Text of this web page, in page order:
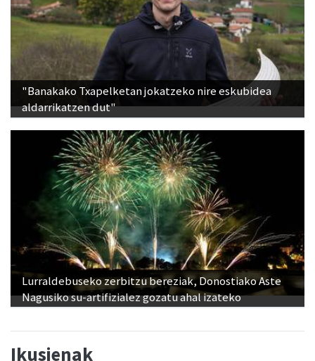
"Banakako Txapelketan jokatzeko nire eskubidea
aldarrikatzen dut"
Lurraldebuseko zerbitzu bereziak, Donostiako Aste
Nagusiko su-artifizialez gozatu ahal izateko
Ikusienak